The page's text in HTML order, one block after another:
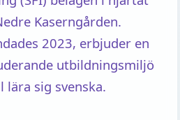
Kaserngården.
2023, erbjuder en
utbildningsmiljö
lära sig svenska.